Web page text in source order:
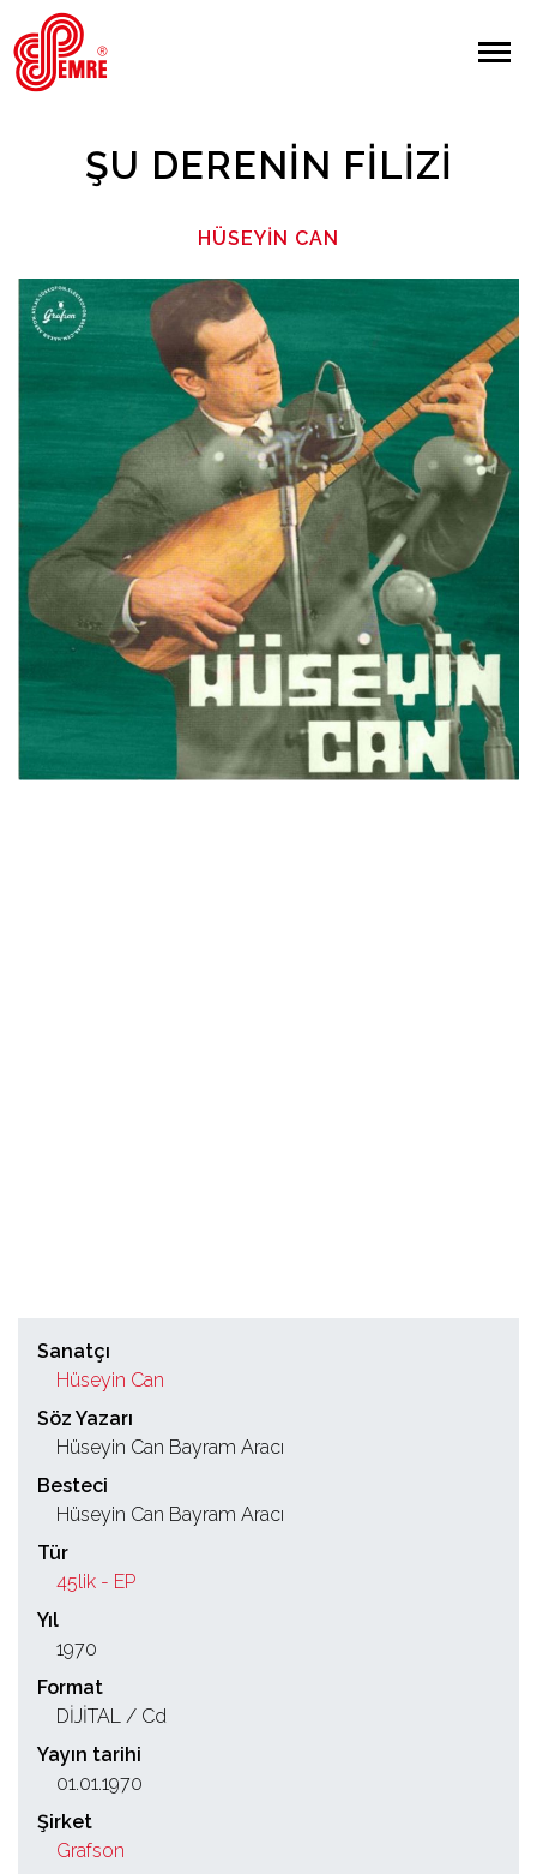
EMRE PLAK
ARAMA
Giriş Yap/Kayıt Ol
Anasayfa
Albümler
İletişim
ŞU DERENIN FILIZI
HÜSEYIN CAN
Sanatçı
Hüseyin Can
Söz Yazarı
Hüseyin Can Bayram Aracı
Besteci
Hüseyin Can Bayram Aracı
Tür
45lik - EP
Yıl
1970
Format
DİJİTAL / Cd
Yayın tarihi
01.01.1970
Şirket
Grafson